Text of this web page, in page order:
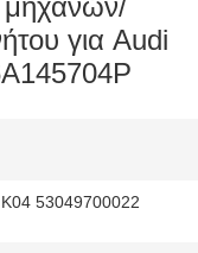
μηχανών/
για Audi
53049700022